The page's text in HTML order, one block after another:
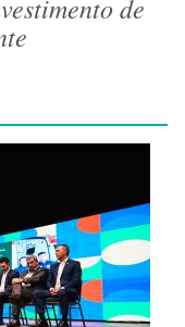
de